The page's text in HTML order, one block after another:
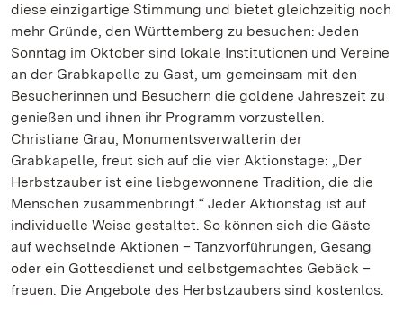
diese einzigartige Stimmung und bietet gleichzeitig noch
mehr Gründe, den Württemberg zu besuchen: Jeden
Sonntag im Oktober sind lokale Institutionen und Vereine
an der Grabkapelle zu Gast, um gemeinsam mit den
Besucherinnen und Besuchern die goldene Jahreszeit zu
genießen und ihnen ihr Programm vorzustellen.
Christiane Grau, Monumentsverwalterin der
Grabkapelle, freut sich auf die vier Aktionstage: „Der
Herbstzauber ist eine liebgewonnene Tradition, die die
Menschen zusammenbringt.“ Jeder Aktionstag ist auf
individuelle Weise gestaltet. So können sich die Gäste
auf wechselnde Aktionen – Tanzvorführungen, Gesang
oder ein Gottesdienst und selbstgemachtes Gebäck –
freuen. Die Angebote des Herbstzaubers sind kostenlos.